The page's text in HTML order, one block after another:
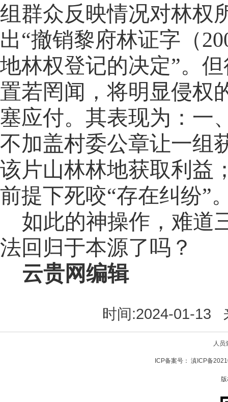
组群众反映情况对林权
出“撤销黎府林证字（
地林权登记的决定”。
置若罔闻，将明显侵权
塞应付。其表现为：一
不加盖村委公章让一组
该片山林林地获取利益
前提下死咬“存在纠纷”
如此的神操作，难道
法回归于本源了吗？
云贵网编辑
时间:2024-01-13
人员
ICP备案号： 滇ICP备